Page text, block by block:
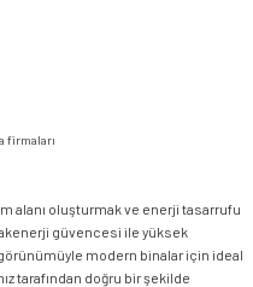
alanı oluşturmak ve enerji tasarrufu
güvencesi ile yüksek
modern binalar için ideal
tarafından doğru bir şekilde